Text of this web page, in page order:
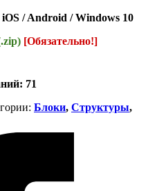
/ Android / Windows 10
[Обязательно!]
71
Блоки, Структуры,